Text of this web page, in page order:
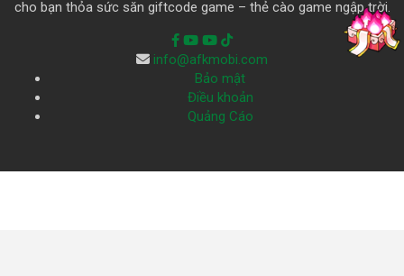
cho bạn thỏa sức săn giftcode game – thẻ cào game ngập trời.
info@afkmobi.com
Bảo mật
Điều khoản
Quảng Cáo